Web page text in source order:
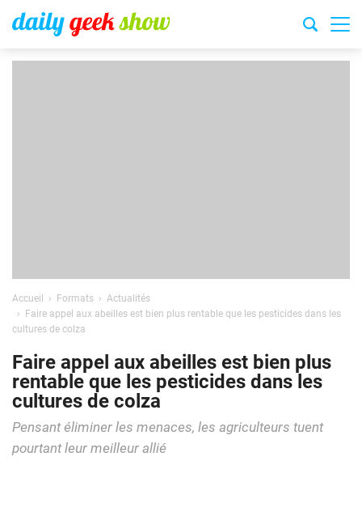
Accueil Formats
Actualités
Faire appel aux abeilles est bien plus rentable que les pesticides dans les
cultures de colza
Faire appel aux abeilles est bien plus
rentable que les pesticides dans les
cultures de colza
Pensant éliminer les menaces, les agriculteurs tuent
pourtant leur meilleur allié